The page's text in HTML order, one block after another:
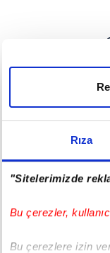
Rıza
"Sitelerimizde
Bu çerezler,
Bu çerezlere izin
2.
4.